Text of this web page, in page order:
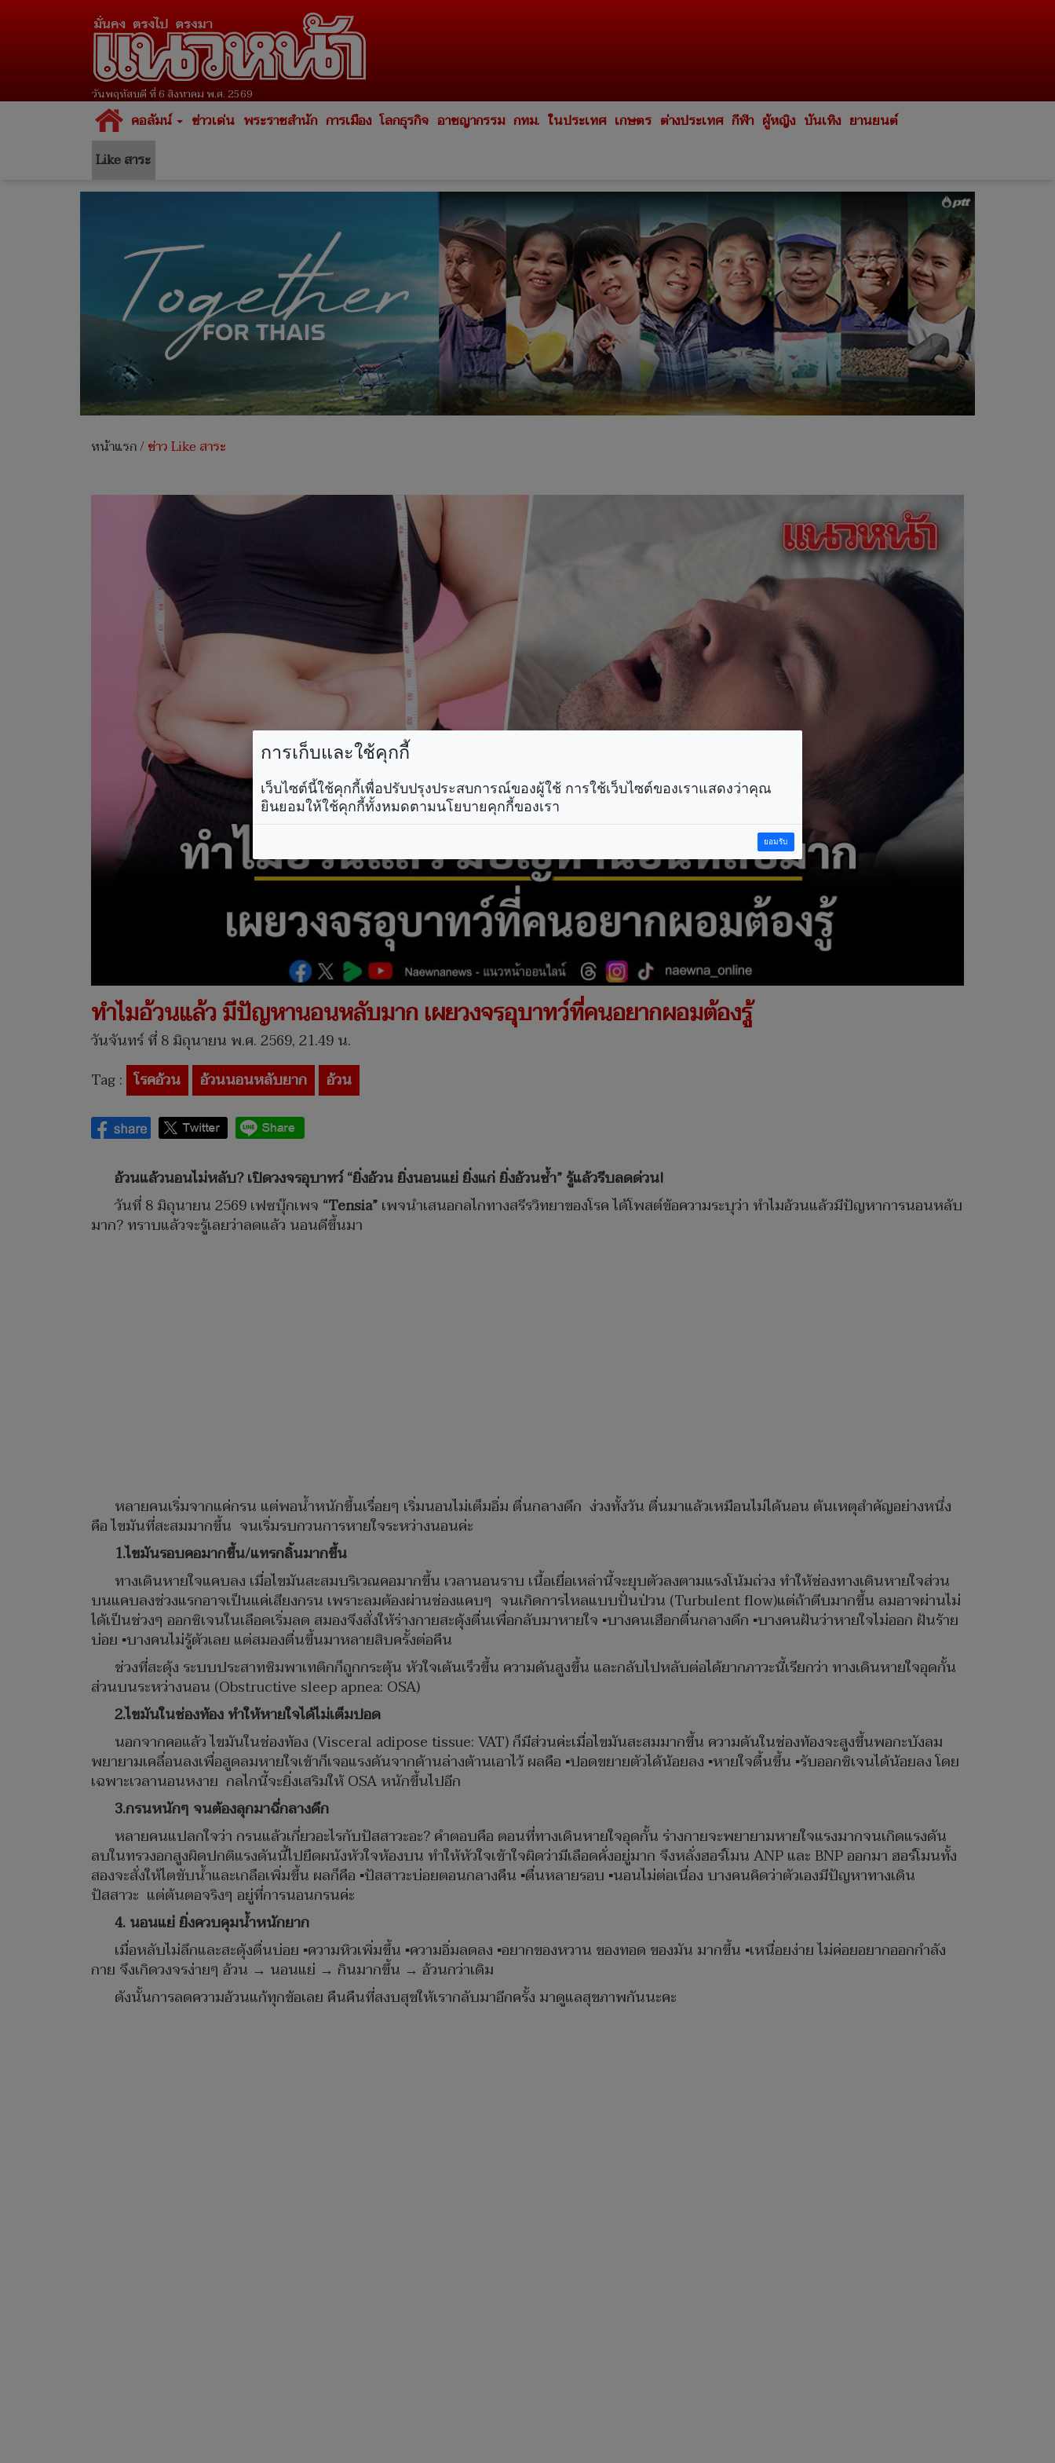
วันพฤหัสบดี ที่ 6 สิงหาคม พ.ศ. 2569
คอลัมน์ ข่าวเด่น พระราชสำนัก การเมือง โลกธุรกิจ อาชญากรรม กทม. ในประเทศ เกษตร ต่างประเทศ กีฬา ผู้หญิง บันเทิง ยานยนต์
Like สาระ
หน้าแรก/ข่าว Like สาระ
ทำไมอ้วนแล้ว มีปัญหานอนหลับมาก เผยวงจรอุบาทว์ที่คนอยากผอมต้องรู้
วันจันทร์ ที่ 8 มิถุนายน พ.ศ. 2569, 21.49 น.
Tag : โรคอ้วน อ้วนนอนหลับยาก อ้วน
อ้วนแล้วนอนไม่หลับ? เปิดวงจรอุบาทว์ “ยิ่งอ้วน ยิ่งนอนแย่ ยิ่งแก่ ยิ่งอ้วนซ้ำ” รู้แล้วรีบลดด่วน!
วันที่ 8 มิถุนายน 2569 เฟซบุ๊กเพจ “Tensia”เพจนำเสนอกลไกทางสรีรวิทยาของโรค ได้โพสต์ข้อความระบุว่า ทำไมอ้วนแล้วมีปัญหาการนอนหลับ
มาก? ทราบแล้วจะรู้เลยว่าลดแล้ว นอนดีขึ้นมา
หลายคนเริ่มจากแค่กรน แต่พอน้ำหนักขึ้นเรื่อยๆ เริ่มนอนไม่เต็มอิ่ม ตื่นกลางดึก ง่วงทั้งวัน ตื่นมาแล้วเหมือนไม่ได้นอน ต้นเหตุสำคัญอย่างหนึ่ง
คือ ไขมันที่สะสมมากขึ้น จนเริ่มรบกวนการหายใจระหว่างนอนค่ะ
1.ไขมันรอบคอมากขึ้น/แทรกลิ้นมากขึ้น
ทางเดินหายใจแคบลง เมื่อไขมันสะสมบริเวณคอมากขึ้น เวลานอนราบ เนื้อเยื่อเหล่านี้จะยุบตัวลงตามแรงโน้มถ่วง ทำให้ช่องทางเดินหายใจส่วน
บนแคบลงช่วงแรกอาจเป็นแค่เสียงกรน เพราะลมต้องผ่านช่องแคบๆ จนเกิดการไหลแบบปั่นป่วน (Turbulent flow)แต่ถ้าตีบมากขึ้น ลมอาจผ่านไม่
ได้เป็นช่วงๆ ออกซิเจนในเลือดเริ่มลด สมองจึงสั่งให้ร่างกายสะดุ้งตื่นเพื่อกลับมาหายใจ ▪️บางคนเฮือกตื่นกลางดึก ▪️บางคนฝันว่าหายใจไม่ออก ฝันร้าย
บ่อย ▪️บางคนไม่รู้ตัวเลย แต่สมองตื่นขึ้นมาหลายสิบครั้งต่อคืน
ช่วงที่สะดุ้ง ระบบประสาทซิมพาเทติกก็ถูกกระตุ้น หัวใจเต้นเร็วขึ้น ความดันสูงขึ้น และกลับไปหลับต่อได้ยากภาวะนี้เรียกว่า ทางเดินหายใจอุดกั้น
ส่วนบนระหว่างนอน (Obstructive sleep apnea: OSA)
2.ไขมันในช่องท้อง ทำให้หายใจได้ไม่เต็มปอด
นอกจากคอแล้ว ไขมันในช่องท้อง (Visceral adipose tissue: VAT) ก็มีส่วนค่ะเมื่อไขมันสะสมมากขึ้น ความดันในช่องท้องจะสูงขึ้นพอกะบังลม
พยายามเคลื่อนลงเพื่อสูดลมหายใจเข้าก็เจอแรงดันจากด้านล่างต้านเอาไว้ ผลคือ ▪️ปอดขยายตัวได้น้อยลง ▪️หายใจตื้นขึ้น ▪️รับออกซิเจนได้น้อยลง โดย
เฉพาะเวลานอนหงาย กลไกนี้จะยิ่งเสริมให้ OSA หนักขึ้นไปอีก
3.กรนหนักๆ จนต้องลุกมาฉี่กลางดึก
หลายคนแปลกใจว่า กรนแล้วเกี่ยวอะไรกับปัสสาวะอะ? คำตอบคือ ตอนที่ทางเดินหายใจอุดกั้น ร่างกายจะพยายามหายใจแรงมากจนเกิดแรงดัน
ลบในทรวงอกสูงผิดปกติแรงดันนี้ไปยืดผนังหัวใจห้องบน ทำให้หัวใจเข้าใจผิดว่ามีเลือดคั่งอยู่มาก จึงหลั่งฮอร์โมน ANP และ BNP ออกมา ฮอร์โมนทั้ง
สองจะสั่งให้ไตขับน้ำและเกลือเพิ่มขึ้น ผลก็คือ ▪️ปัสสาวะบ่อยตอนกลางคืน ▪️ตื่นหลายรอบ ▪️นอนไม่ต่อเนื่อง บางคนคิดว่าตัวเองมีปัญหาทางเดิน
ปัสสาวะ แต่ต้นตอจริงๆ อยู่ที่การนอนกรนค่ะ
4. นอนแย่ ยิ่งควบคุมน้ำหนักยาก
เมื่อหลับไม่ลึกและสะดุ้งตื่นบ่อย ▪️ความหิวเพิ่มขึ้น ▪️ความอิ่มลดลง ▪️อยากของหวาน ของทอด ของมัน มากขึ้น ▪️เหนื่อยง่าย ไม่ค่อยอยากออกกำลัง
กาย จึงเกิดวงจรง่ายๆ อ้วน → นอนแย่ → กินมากขึ้น → อ้วนกว่าเดิม
ดังนั้นการลดความอ้วนแก้ทุกข้อเลย คืนคืนที่สงบสุขให้เรากลับมาอีกครั้ง มาดูแลสุขภาพกันนะคะ
การเก็บและใช้คุกกี้
เว็บไซต์นี้ใช้คุกกี้เพื่อปรับปรุงประสบการณ์ของผู้ใช้ การใช้เว็บไซต์ของเราแสดงว่าคุณ
ยินยอมให้ใช้คุกกี้ทั้งหมดตามนโยบายคุกกี้ของเรา
ยอมรับ